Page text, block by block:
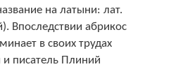
на латыни: лат.
Впоследствии абрикос
в своих трудах
писатель Плиний